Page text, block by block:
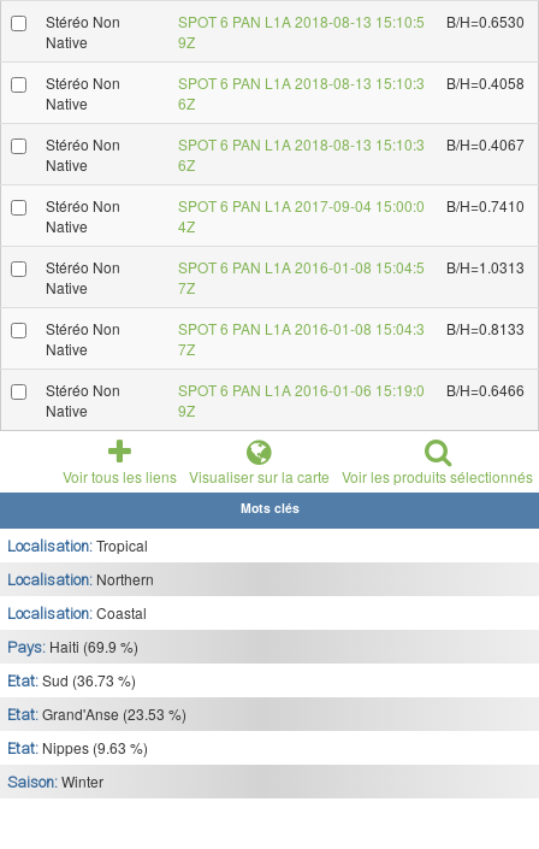
Stéréo Non
Native
SPOT 6 PAN L1A 2018-08-13 15:10:5
9Z
B/H=0.6530
Stéréo Non
Native
SPOT 6 PAN L1A 2018-08-13 15:10:3
6Z
B/H=0.4058
Stéréo Non
Native
SPOT 6 PAN L1A 2018-08-13 15:10:3
6Z
B/H=0.4067
Stéréo Non
Native
SPOT 6 PAN L1A 2017-09-04 15:00:0
4Z
B/H=0.7410
Stéréo Non
Native
SPOT 6 PAN L1A 2016-01-08 15:04:5
7Z
B/H=1.0313
Stéréo Non
Native
SPOT 6 PAN L1A 2016-01-08 15:04:3
7Z
B/H=0.8133
Stéréo Non
Native
SPOT 6 PAN L1A 2016-01-06 15:19:0
9Z
B/H=0.6466
Voir tous les liens Visualiser sur la carte Voir les produits sélectionnés
Mots clés
Localisation: Tropical
Localisation: Northern
Localisation: Coastal
Pays: Haiti (69.9 %)
Etat: Sud (36.73 %)
Etat: Grand'Anse (23.53 %)
Etat: Nippes (9.63 %)
Saison: Winter